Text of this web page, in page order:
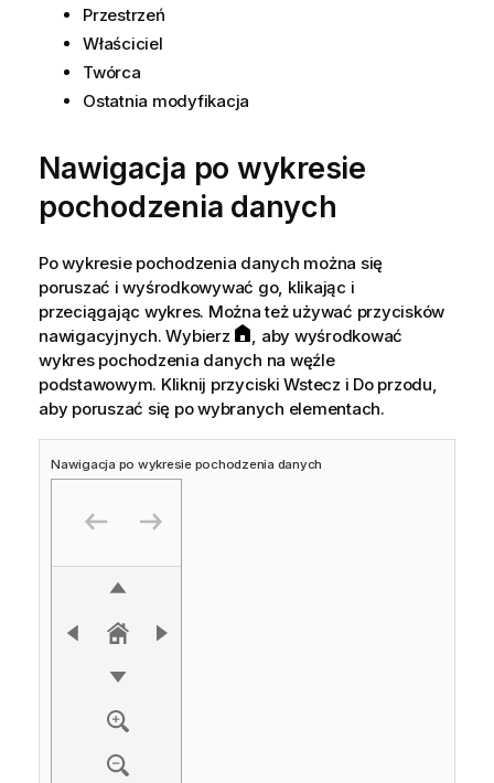
Przestrzeń
Właściciel
Twórca
Ostatnia modyfikacja
Nawigacja po wykresie
pochodzenia danych
Po wykresie pochodzenia danych można się
poruszać i wyśrodkowywać go, klikając i
przeciągając wykres. Można też używać przycisków
nawigacyjnych. Wybierz
, aby wyśrodkować
wykres pochodzenia danych na węźle
podstawowym. Kliknij przyciski Wstecz i Do przodu,
aby poruszać się po wybranych elementach.
Nawigacja po wykresie pochodzenia danych